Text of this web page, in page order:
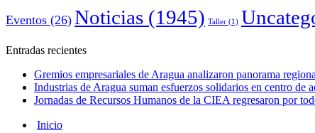
Eventos (26) Noticias (1945) Taller (1)
Entradas recientes
Gremios empresariales de Aragua analizaron panorama
Industrias de Aragua suman esfuerzos solidarios en centro de
Jornadas de Recursos Humanos de la CIEA regresaron por
Inicio